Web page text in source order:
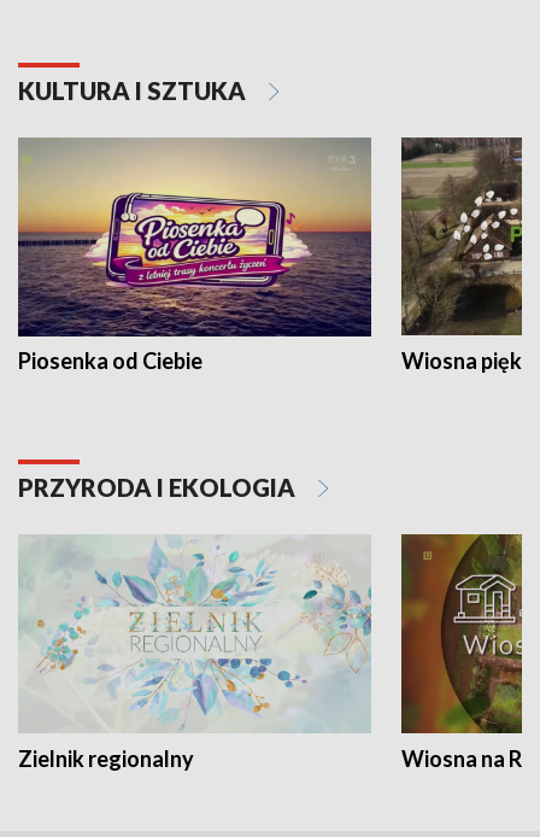
KULTURA I SZTUKA
Piosenka od Ciebie Wiosna
PRZYRODA I EKOLOGIA
Zielnik regionalny Wiosna na